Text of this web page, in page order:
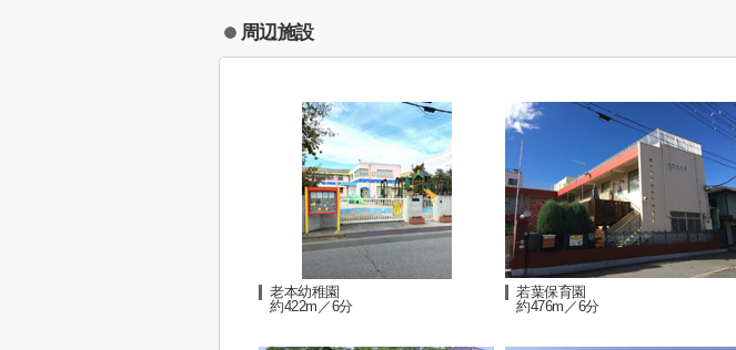
周辺施設
老本幼稚園
約422m／6分
若葉保育園
約476m／6分